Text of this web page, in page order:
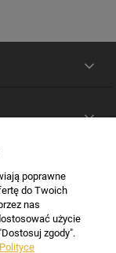
poprawne
do Twoich
nas
użycie
zgody".